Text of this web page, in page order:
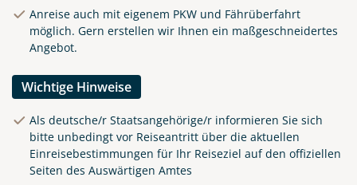
Anreise auch mit eigenem PKW und Fährüberfahrt
möglich. Gern erstellen wir Ihnen ein maßgeschneidertes
Angebot.
Wichtige Hinweise
Als deutsche/r Staatsangehörige/r informieren Sie sich
bitte unbedingt vor Reiseantritt über die aktuellen
Einreisebestimmungen für Ihr Reiseziel auf den offiziellen
Seiten des Auswärtigen Amtes